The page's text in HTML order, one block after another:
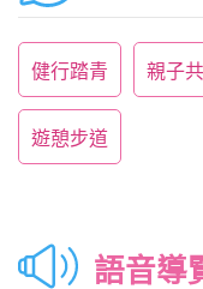
健行踏青 親子
遊憩步道
語音導